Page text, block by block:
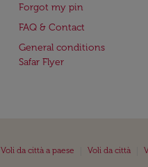
Forgot my pin
FAQ & Contact
General conditions
Safar Flyer
Voli da città a paese Voli da città